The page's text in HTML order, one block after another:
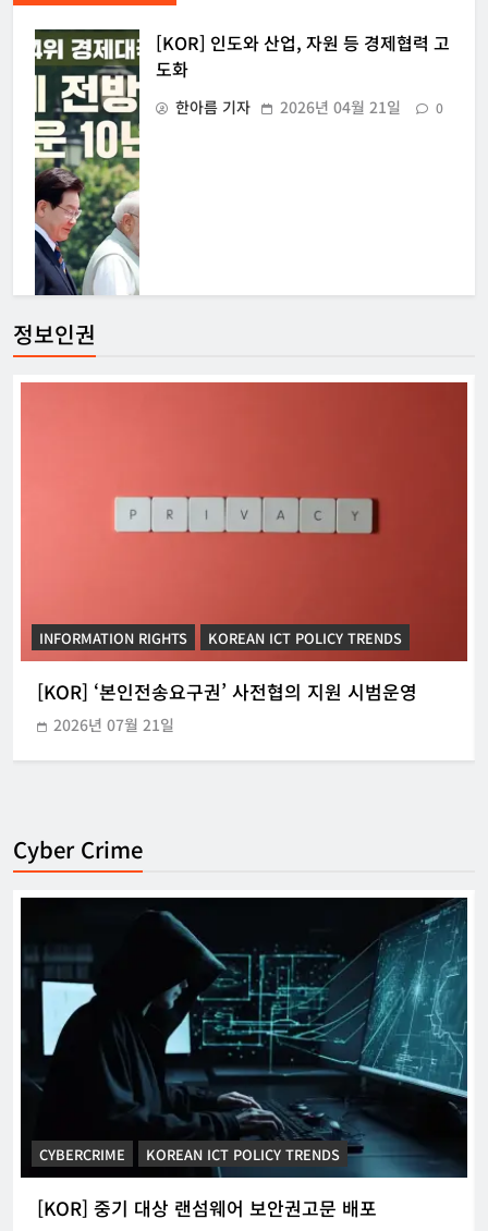
[KOR] 인도와 산업, 자원 등 경제협력 고
도화
한아름 기자 2026년 04월 21일 0
[KOR] ‘윙~’소리 들리면 주의…일본뇌염
주의보
정보인권
INFORMATION RIGHTS KOREAN ICT POLICY TRENDS
[KOR] ‘본인전송요구권’ 사전협의 지원 시범운영
2026년 07월 21일
Cyber Crime
CYBERCRIME KOREAN ICT POLICY TRENDS
[KOR] 중기 대상 랜섬웨어 보안권고문 배포